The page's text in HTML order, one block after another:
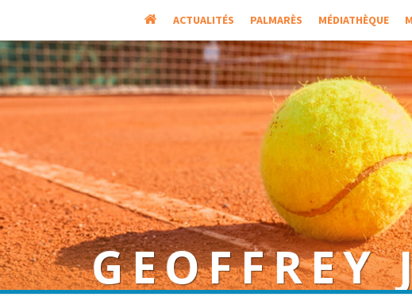
ACCUEILACTUALITÉS PALMARÈS MÉDIATHÈQUE
GEOFFREY